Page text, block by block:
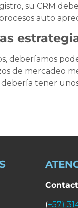
su CRM
auto
deberíamos
de mercadeo
tener
(+57)